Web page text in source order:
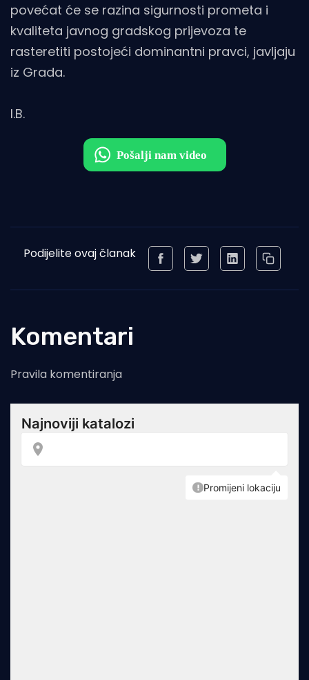
povećat će se razina sigurnosti prometa i
kvaliteta javnog gradskog prijevoza te
rasteretiti postojeći dominantni pravci, javljaju
iz Grada.
I.B.
Podijelite ovaj članak
Komentari
Pravila komentiranja